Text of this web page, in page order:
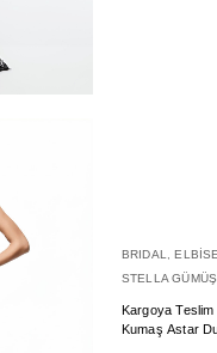
BRIDAL ,ELBİSE
STELLA
Kargoya Teslim Süresi: 1-7 İş Günü Ürün Açıklama: